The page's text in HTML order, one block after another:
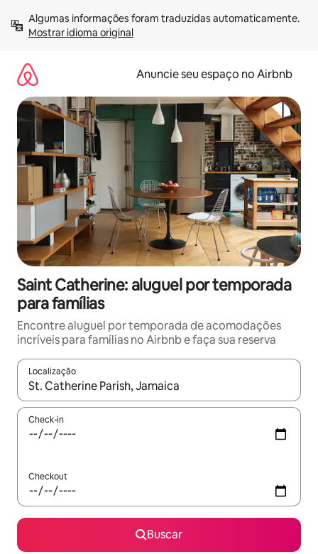
para
Mostrar idioma original
Anuncie seu espaço no Airbnb
Saint Catherine: aluguel por temporada
para famílias
Encontre aluguel por temporada de acomodações
incríveis para famílias no Airbnb e faça sua reserva
Localização
Quando os resultados estiverem disponíveis, explore-os
Check-in
Checkout
Buscar